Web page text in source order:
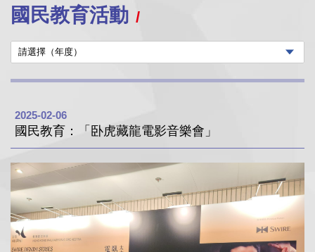
國民教育活動
2025-02-06
國民教育：「卧虎藏龍電影音樂會」